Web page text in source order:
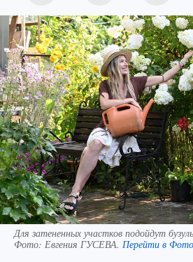
Для затененных участков подойдут
Фото: Евгения ГУСЕВА. Перейти в